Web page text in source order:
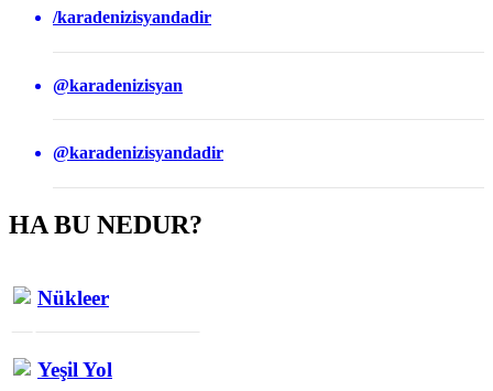
/karadenizisyandadir
@karadenizisyan
@karadenizisyandadir
HA BU NEDUR?
Nükleer
Yeşil Yol